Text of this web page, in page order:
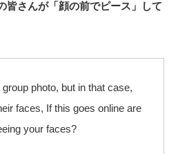
皆さんが「顔の前でピース」して
photo, but in that case,
faces, If this goes online are
your faces?